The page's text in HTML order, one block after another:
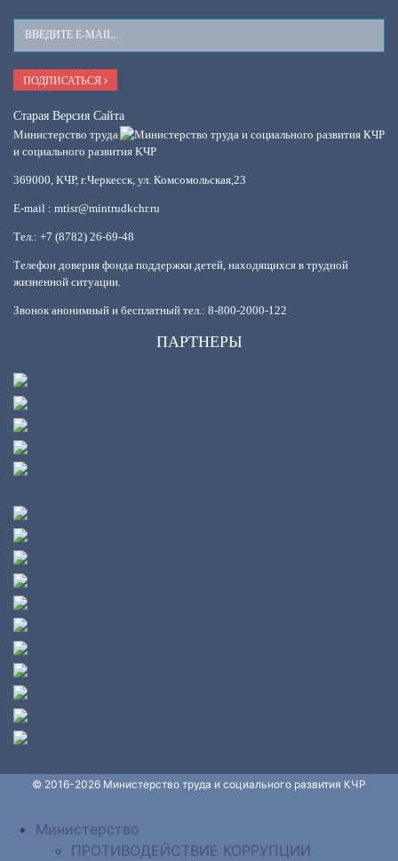
Ваш
E-
Mail
ПОДПИСАТЬСЯ
Старая Версия Сайта
Министерство труда
и социального развития КЧР
369000, КЧР, г.Черкесск, ул. Комсомольская,23
E-mail : mtisr@mintrudkchr.ru
Тел.: +7 (8782) 26-69-48
Телефон доверия фонда поддержки детей, находящихся в трудной
жизненной ситуации.
Звонок анонимный и бесплатный тел.: 8-800-2000-122
ПАРТНЕРЫ
© 2016-2026 Министерство труда и социального развития КЧР
Министерство
ПРОТИВОДЕЙСТВИЕ КОРРУПЦИИ